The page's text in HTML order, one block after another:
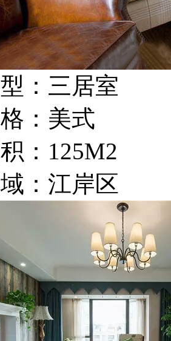
：三居室
：美式
：125M2
：江岸区